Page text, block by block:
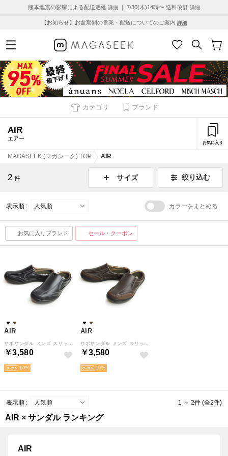
熊本地震の影響による配送遅延 詳細 ｜ 7/30(木)14時〜 送料改訂 詳細
【お知らせ】お盆期間の営業・配送についてのご案内 詳細
カテゴリ ブランド
AIR
エアー
お気に入り
MAGASEEK (マガシーク) TOP AIR
2 件 サイズ 絞り込む
表示順 : カラーをまとめる
お気に入りブランド セール・クーポン
AIR
￥3,580
10
AIR
￥3,580
10
表示順 : 1 ～ 2件 (全2件)
AIR × サンダル ランキング
AIR